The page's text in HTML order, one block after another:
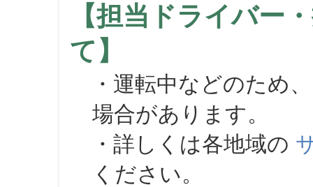
【担当ドライバー
て】
・運転中などのため
場合があります。
・詳しくは各地域の
ください。